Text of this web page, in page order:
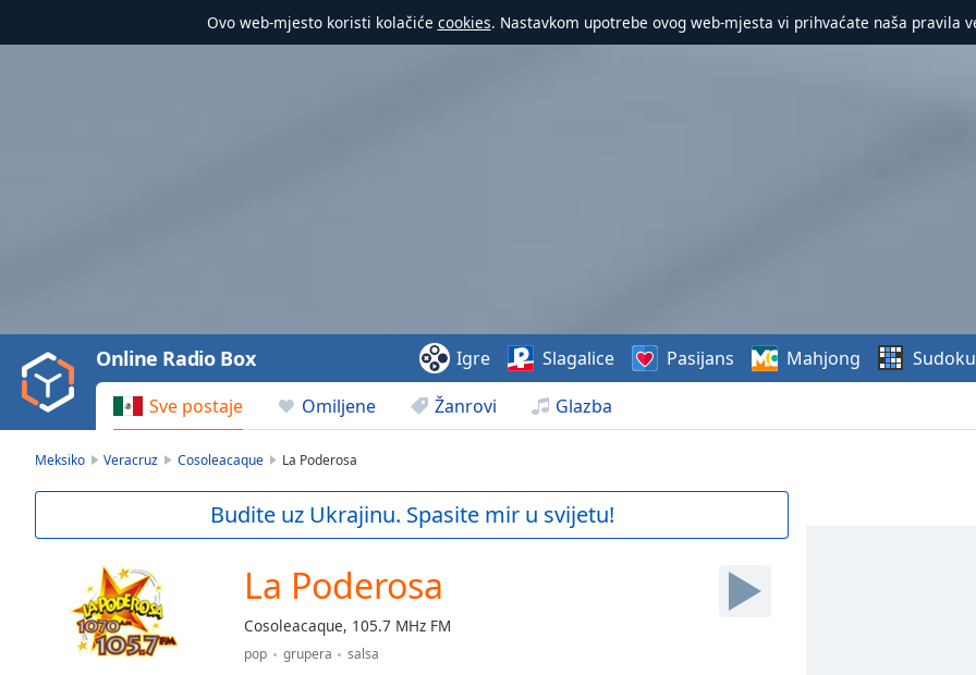
Ovo web-mjesto koristi kolačiće cookies. Nastavkom upotrebe ovog web-mjesta vi prihvaćate naša pravila
Video
Play
Backward
Skip
Current
Sve postaje Omiljene Žanrovi Glazba
Online Radio Box Igre Slagalice Pasijans Mahjong Sudoku
Meksiko Veracruz Cosoleacaque La Poderosa
Budite uz Ukrajinu. Spasite mir u svijetu!
La Poderosa
Cosoleacaque, 105.7 MHz FM
pop grupera
salsa